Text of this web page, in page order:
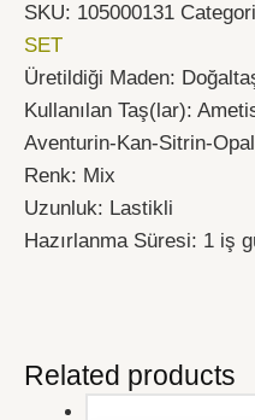
SKU: 105000131
SET
Üretildiği Maden:
Kullanılan Taş(lar):
Aventurin-Kan-Sitrin-
Renk: Mix
Uzunluk: Lastikli
Hazırlanma Süresi: 1 iş
Related products